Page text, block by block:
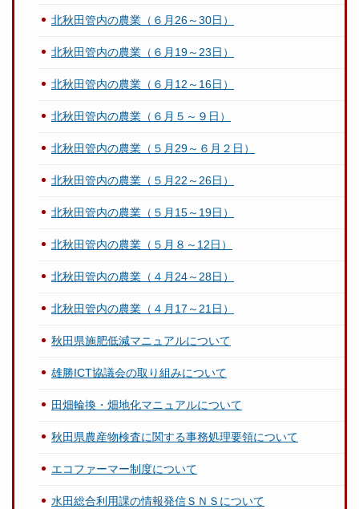
北秋田管内の農業（６月26～30日）
北秋田管内の農業（６月19～23日）
北秋田管内の農業（６月12～16日）
北秋田管内の農業（６月５～９日）
北秋田管内の農業（５月29～６月２日）
北秋田管内の農業（５月22～26日）
北秋田管内の農業（５月15～19日）
北秋田管内の農業（５月８～12日）
北秋田管内の農業（４月24～28日）
北秋田管内の農業（４月17～21日）
秋田県施肥低減マニュアルについて
雄勝ICT協議会の取り組みについて
田畑輪換・畑地化マニュアルについて
秋田県農産物検査に関する事務処理要領について
エコファーマー制度について
水田総合利用課の情報発信ＳＮＳについて